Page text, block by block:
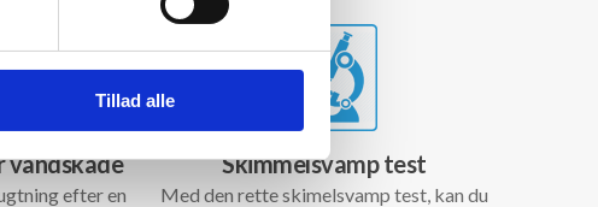
Tillad alle
efter en
Skimmelsvamp test
Med den rette skimelsvamp test, kan du